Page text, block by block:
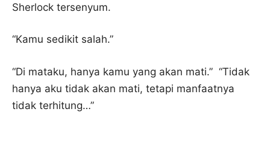
Sherlock tersenyum.
“Kamu sedikit salah.”
“Di mataku, hanya kamu yang akan mati.” “Tidak
hanya aku tidak akan mati, tetapi manfaatnya
tidak terhitung…”